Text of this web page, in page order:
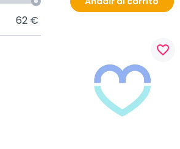
62 €
favorite_border